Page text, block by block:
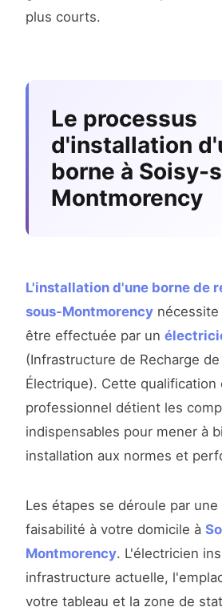
plus courts.
Le processus
d'installation
borne à Soisy-
Montmorency
L'installation d'une borne de
sous-Montmorency
être effectuée par un
(Infrastructure de Recharge
Électrique). Cette
professionnel détient les
indispensables pour mener à
installation aux normes et
Les étapes se déroule par
faisabilité à votre domicile à
Montmorency. L'électricien
infrastructure actuelle,
votre tableau et la zone de